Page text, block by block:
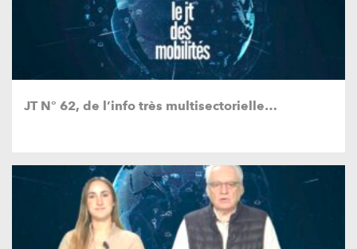
JT N° 62, de l’info très multisectorielle…